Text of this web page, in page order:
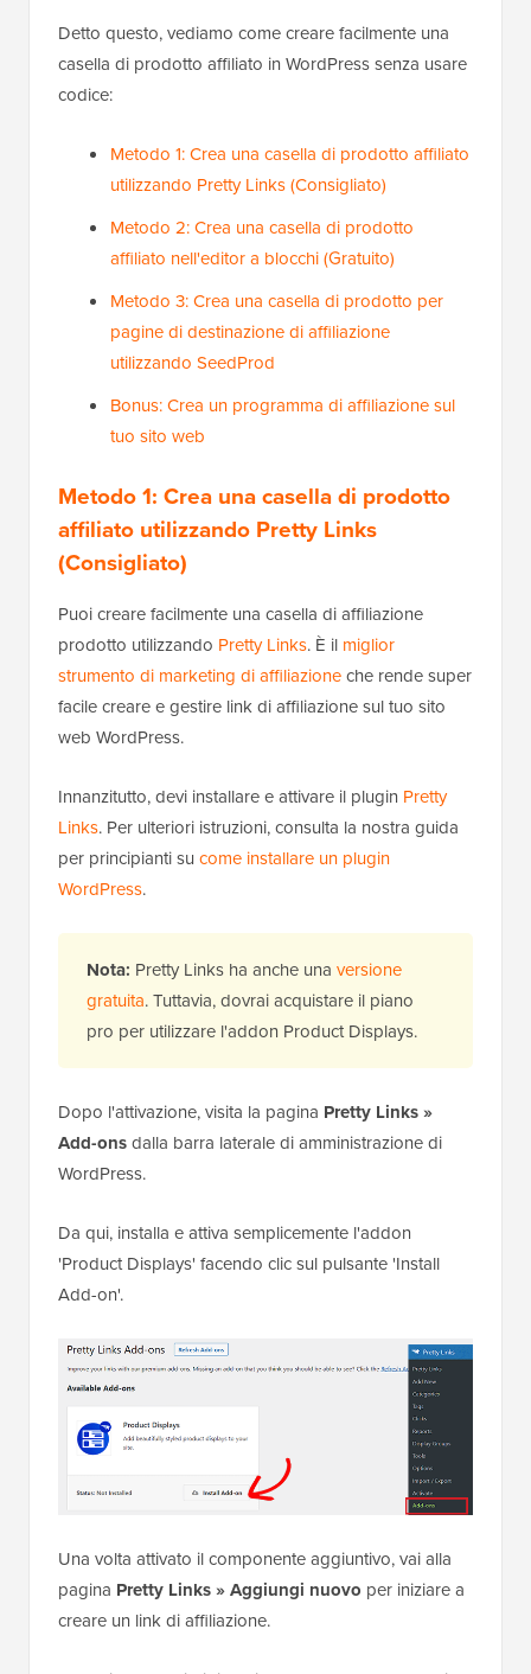
Detto questo, vediamo come creare facilmente una
casella di prodotto affiliato in WordPress senza usare
codice:
Metodo 1: Crea una casella di prodotto affiliato
utilizzando Pretty Links (Consigliato)
Metodo 2: Crea una casella di prodotto
affiliato nell'editor a blocchi (Gratuito)
Metodo 3: Crea una casella di prodotto per
pagine di destinazione di affiliazione
utilizzando SeedProd
Bonus: Crea un programma di affiliazione sul
tuo sito web
Metodo 1: Crea una casella di prodotto
affiliato utilizzando Pretty Links
(Consigliato)
Puoi creare facilmente una casella di affiliazione
prodotto utilizzando Pretty Links. È il miglior
strumento di marketing di affiliazioneche rende super
facile creare e gestire link di affiliazione sul tuo sito
web WordPress.
Innanzitutto, devi installare e attivare il plugin Pretty
Links. Per ulteriori istruzioni, consulta la nostra guida
per principianti su come installare un plugin
WordPress.
Nota: Pretty Links ha anche una versione
gratuita. Tuttavia, dovrai acquistare il piano
pro per utilizzare l'addon Product Displays.
Dopo l'attivazione, visita la pagina Pretty Links »
Add-onsdalla barra laterale di amministrazione di
WordPress.
Da qui, installa e attiva semplicemente l'addon
'Product Displays' facendo clic sul pulsante 'Install
Add-on'.
Una volta attivato il componente aggiuntivo, vai alla
pagina Pretty Links »Aggiungi nuovo per iniziare a
creare un link di affiliazione.